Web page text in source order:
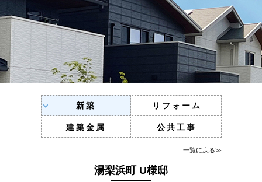
新築 リフォーム
建築金属 公共工事
一覧に戻る≫
湯梨浜町 U様邸